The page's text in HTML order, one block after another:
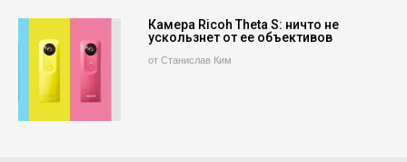
Камера Ricoh Theta S: ничто не
ускользнет от ее объективов
от Станислав Ким